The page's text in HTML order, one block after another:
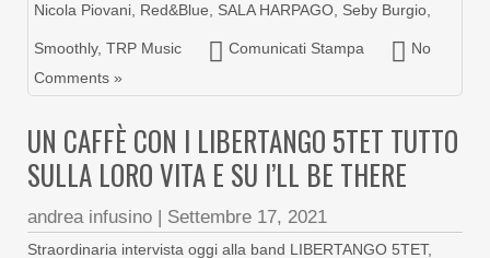
Nicola Piovani Red&Blue SALA HARPAGO Seby Burgio
Smoothly, TRP Music Comunicati Stampa
No
Comments »
UN CAFFÈ CON I LIBERTANGO 5TET TUTTO
SULLA LORO VITA E SU I’LL BE THERE
andrea infusino | Settembre 17, 2021
Straordinaria intervista oggi alla band LIBERTANGO 5TET,